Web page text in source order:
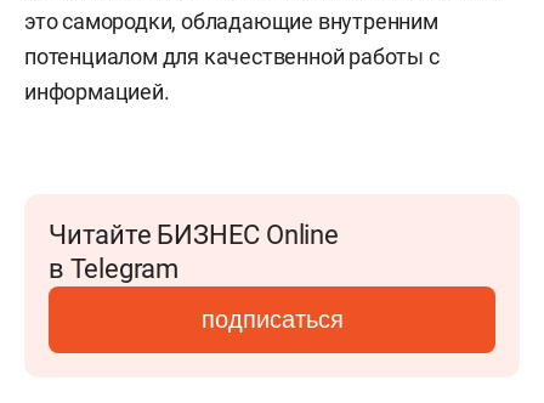
это самородки, обладающие внутренним
потенциалом для качественной работы с
информацией.
Читайте БИЗНЕС Online
в Telegram
подписаться